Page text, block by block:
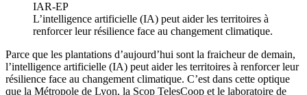
IAR-EP
L’intelligence artificielle (IA) peut aider les territoires à
renforcer leur résilience face au changement climatique.
Parce que les plantations d’aujourd’hui sont la fraicheur de demain,
l’intelligence artificielle (IA) peut aider les territoires à renforcer leur
résilience face au changement climatique. C’est dans cette optique
que la Métropole de Lyon, la Scop TelesCoop et le laboratoire de